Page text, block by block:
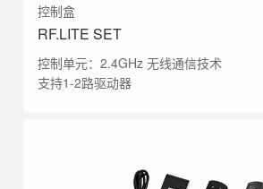
控制盒
RF.LITE SET
控制单元：2.4GHz 无线通信技术
支持1-2路驱动器